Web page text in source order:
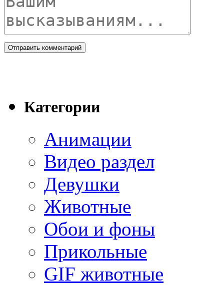
Категории
Анимации
Видео раздел
Девушки
Животные
Обои и фоны
Прикольные
GIF животные